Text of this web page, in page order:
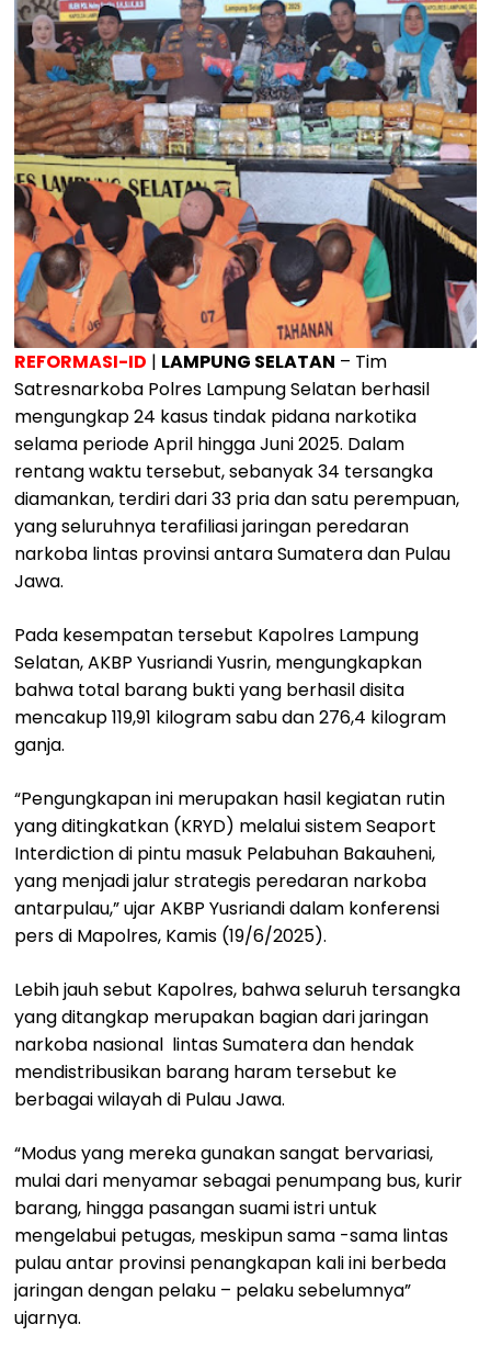
REFORMASI-ID | LAMPUNG SELATAN – Tim
Satresnarkoba Polres Lampung Selatan berhasil
mengungkap 24 kasus tindak pidana narkotika
selama periode April hingga Juni 2025. Dalam
rentang waktu tersebut, sebanyak 34 tersangka
diamankan, terdiri dari 33 pria dan satu perempuan,
yang seluruhnya terafiliasi jaringan peredaran
narkoba lintas provinsi antara Sumatera dan Pulau
Jawa.
Pada kesempatan tersebut Kapolres Lampung
Selatan, AKBP Yusriandi Yusrin, mengungkapkan
bahwa total barang bukti yang berhasil disita
mencakup 119,91 kilogram sabu dan 276,4 kilogram
ganja.
“Pengungkapan ini merupakan hasil kegiatan rutin
yang ditingkatkan (KRYD) melalui sistem Seaport
Interdiction di pintu masuk Pelabuhan Bakauheni,
yang menjadi jalur strategis peredaran narkoba
antarpulau,” ujar AKBP Yusriandi dalam konferensi
pers di Mapolres, Kamis (19/6/2025).
Lebih jauh sebut Kapolres, bahwa seluruh tersangka
yang ditangkap merupakan bagian dari jaringan
narkoba nasional lintas Sumatera dan hendak
mendistribusikan barang haram tersebut ke
berbagai wilayah di Pulau Jawa.
“Modus yang mereka gunakan sangat bervariasi,
mulai dari menyamar sebagai penumpang bus, kurir
barang, hingga pasangan suami istri untuk
mengelabui petugas, meskipun sama -sama lintas
pulau antar provinsi penangkapan kali ini berbeda
jaringan dengan pelaku – pelaku sebelumnya”
ujarnya.